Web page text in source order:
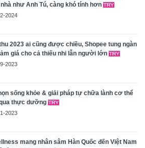
như Anh Tú, càng khó tính hơn
2024
2023 ai cũng được chiều, Shopee tung ngàn
giá cho cả thiếu nhi lẫn người lớn
2023
sống khỏe & giải pháp tự chữa lành cơ thể
thực dưỡng
2023
mang nhân sâm Hàn Quốc đến Việt Nam